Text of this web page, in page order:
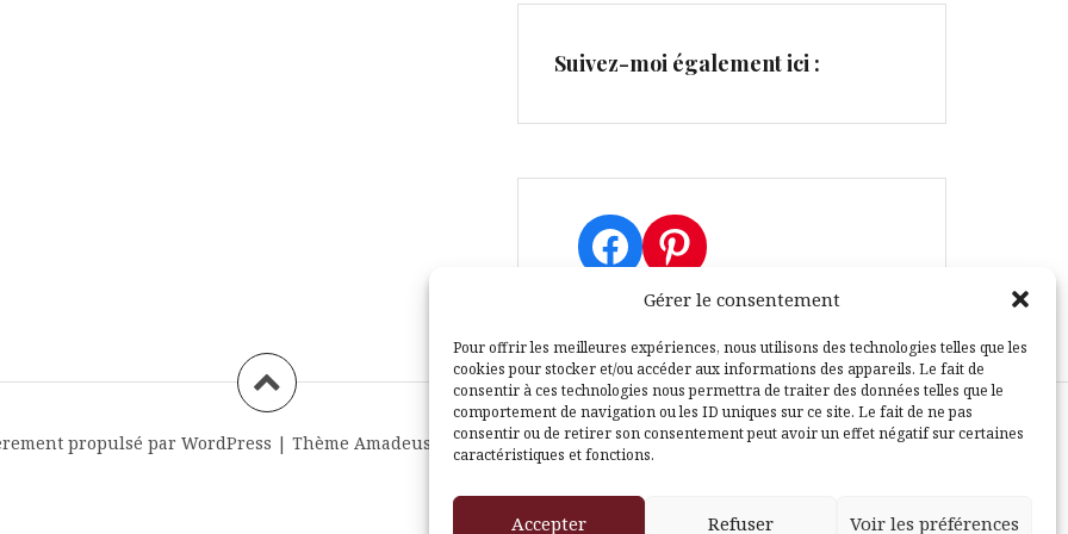
Gérer le consentement
Pour offrir les meilleures expériences, nous utilisons des technologies telles que les
cookies pour stocker et/ou accéder aux informations des appareils. Le fait de
consentir à ces technologies nous permettra de traiter des données telles que le
comportement de navigation ou les ID uniques sur ce site. Le fait de ne pas
consentir ou de retirer son consentement peut avoir un effet négatif sur certaines
caractéristiques et fonctions.
Accepter Refuser Voir les préférences
Suivez-moi également ici :
Facebook
Pinterest
propulsé par WordPress | Thème Amadeus par Themeisle